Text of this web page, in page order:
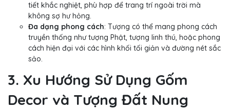
tiết khắc nghiệt, phù hợp để trang trí ngoài trời mà
không sợ hư hỏng.
Đa dạng phong cách: Tượng có thể mang phong cách
truyền thống như tượng Phật, tượng linh thú, hoặc phong
cách hiện đại với các hình khối tối giản và đường nét sắc
sảo.
3. Xu Hướng Sử Dụng Gốm
Decor và Tượng Đất Nung